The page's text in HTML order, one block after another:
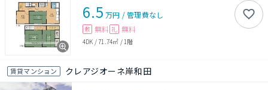
6.5 万円 /管理費なし
敷 無料 礼 無料
4DK /71.74㎡ / 1階
賃貸マンション クレアジオーネ岸和田